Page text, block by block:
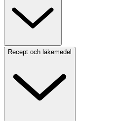
Recept och läkemedel